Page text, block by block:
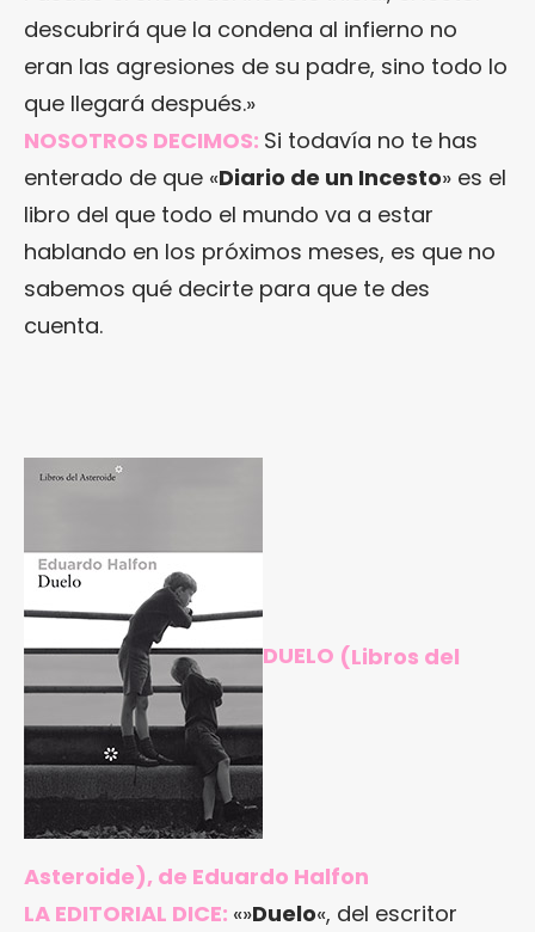
descubrirá que la condena al infierno no
eran las agresiones de su padre, sino todo lo
que llegará después.»
NOSOTROS DECIMOS: Si todavía no te has
enterado de que «Diario de un Incesto» es el
libro del que todo el mundo va a estar
hablando en los próximos meses, es que no
sabemos qué decirte para que te des
cuenta.
DUELO (Libros del
Asteroide), de Eduardo Halfon
LA EDITORIAL DICE: «»Duelo«, del escritor